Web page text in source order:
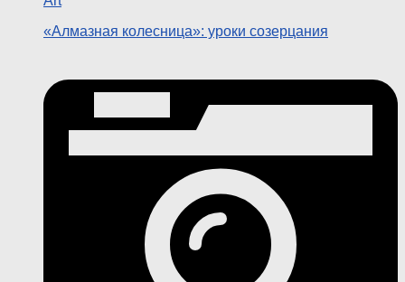
«Алмазная колесница»: уроки созерцания